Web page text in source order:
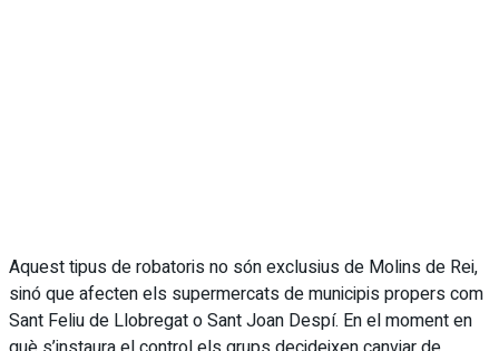
Aquest tipus de robatoris no són exclusius de Molins de Rei,
sinó que afecten els supermercats de municipis propers com
Sant Feliu de Llobregat o Sant Joan Despí. En el moment en